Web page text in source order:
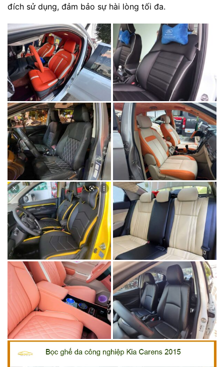
đích sử dụng, đảm bảo sự hài lòng tối đa.